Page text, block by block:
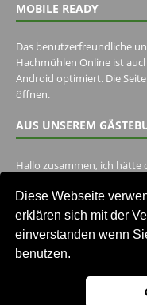
Diese Webseite
erklären sich mit der
einverstanden wenn
benutzen.
MOBILE READY
Das benutzerfreundliche
Hachmühlen Online ist
Android optimiert. Die
öffnen.
AUS UNSEREM
Hallo zusammen, ich hätte
Ich habe ein Jahr im
Unser Gästebuch besuchen